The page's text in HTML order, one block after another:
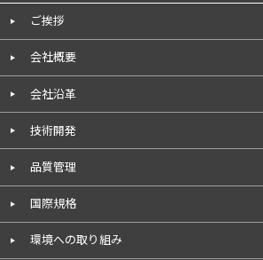
ご挨拶
会社概要
会社沿革
技術開発
品質管理
国際規格
環境への取り組み